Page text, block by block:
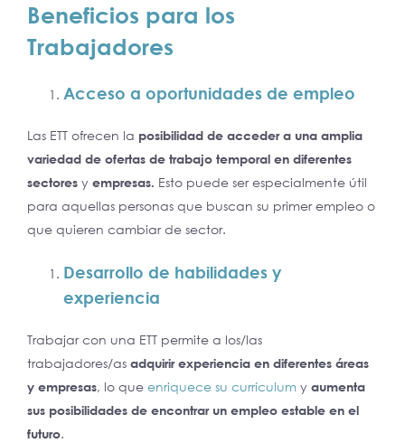
Beneficios para los
Trabajadores
Acceso a oportunidades de empleo
Las ETT ofrecen la posibilidad de acceder a una amplia
variedad de ofertas de trabajo temporal en diferentes
sectores y empresas. Esto puede ser especialmente útil
para aquellas personas que buscan su primer empleo o
que quieren cambiar de sector.
Desarrollo de habilidades y
experiencia
Trabajar con una ETT permite a los/las
trabajadores/as adquirir experiencia en diferentes áreas
y empresas, lo que enriquece su currículum y aumenta
sus posibilidades de encontrar un empleo estable en el
futuro.